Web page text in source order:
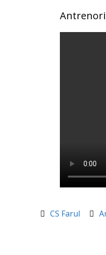
CS Farul